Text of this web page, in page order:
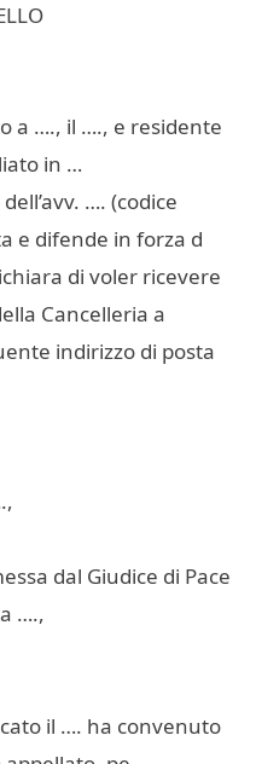
a …., il …., e residente
in …
…. (codice
e difende in forza d
di voler ricevere
Cancelleria a
indirizzo di posta
dal Giudice di Pace
….,
il …. ha convenuto